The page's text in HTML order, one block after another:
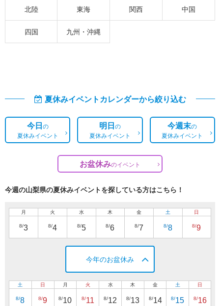
北陸 東海 関西 中国
四国 九州・沖縄
夏休みイベントカレンダーから絞り込む
今日の
夏休みイベント
明日の
夏休みイベント
今週末の
夏休みイベント
お盆休みのイベント
今週の山梨県の夏休みイベントを探している方はこちら！
月
8/3
火
8/4
水
8/5
木
8/6
金
8/7
土
8/8
日
8/9
今年のお盆休み
土
8/8
日
8/9
月
8/10
火
8/11
水
8/12
木
8/13
金
8/14
土
8/15
日
8/16